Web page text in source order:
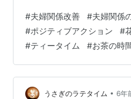
気分も明るくなりました。
いと思っていのですが、体
出ることも叶わずにいたの
られて良かったなと思いま
て、主人が帰ってくるのを
ンドメーカーでチキンステ
#夫婦関係改善 #夫婦関係
#ポジティブアクション #
#ティータイム #お茶の時
うさぎのラテタイム • 6年